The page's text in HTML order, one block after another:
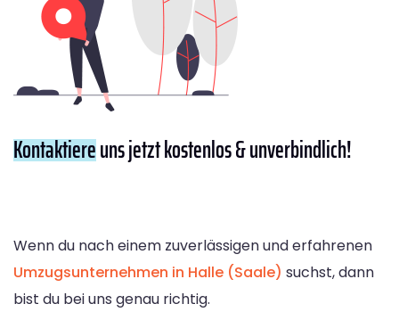
Kontaktiereuns jetzt kostenlos & unverbindlich!
Wenn du nach einem zuverlässigen und erfahrenen
Umzugsunternehmen in Halle (Saale) suchst, dann
bist du bei uns genau richtig.